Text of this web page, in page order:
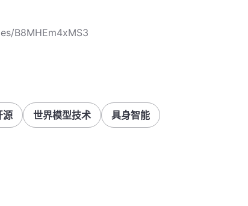
B8MHEm4xMS3
源 世界模型技术 具身智能